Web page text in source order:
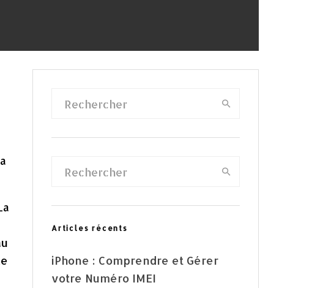
Articles récents
iPhone : Comprendre et Gérer
votre Numéro IMEI